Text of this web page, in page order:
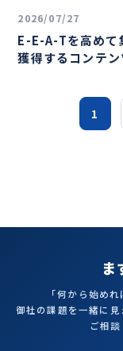
2026/07/27
E-E-A-Tを高めて
獲得するコンテ
1
ま
「何から始め
御社の課題を一緒に見
ご相談